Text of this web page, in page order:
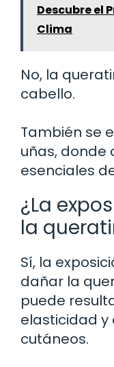
Descubre el
Clima
No, la
cabello.
También se
uñas, donde
esenciales
¿La
la
Sí, la
dañar la
puede
elasticidad
cutáneos.